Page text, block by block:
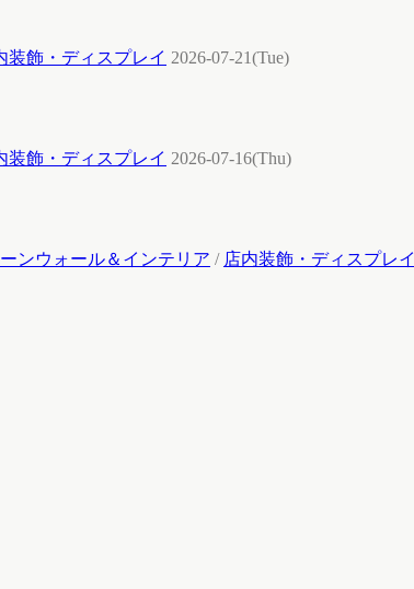
装飾・ディスプレイ 2026-07-21(Tue)
装飾・ディスプレイ 2026-07-16(Thu)
ンウォール＆インテリア / 店内装飾・ディスプレイ